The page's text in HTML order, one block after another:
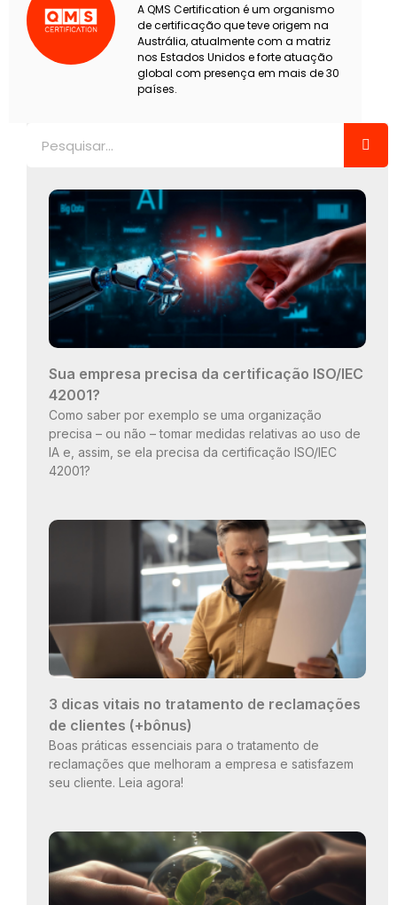
A QMS Certification é um organismo
de certificação que teve origem na
Austrália, atualmente com a matriz
nos Estados Unidos e forte atuação
global com presença em mais de 30
países.
Sua empresa precisa da certificação ISO/IEC
42001?
Como saber por exemplo se uma organização
precisa – ou não – tomar medidas relativas ao uso de
IA e, assim, se ela precisa da certificação ISO/IEC
42001?
3 dicas vitais no tratamento de reclamações
de clientes (+bônus)
Boas práticas essenciais para o tratamento de
reclamações que melhoram a empresa e satisfazem
seu cliente. Leia agora!